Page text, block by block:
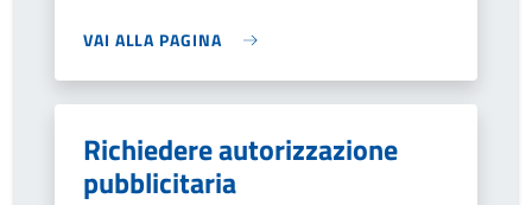
VAI ALLA PAGINA
Richiedere autorizzazione
pubblicitaria